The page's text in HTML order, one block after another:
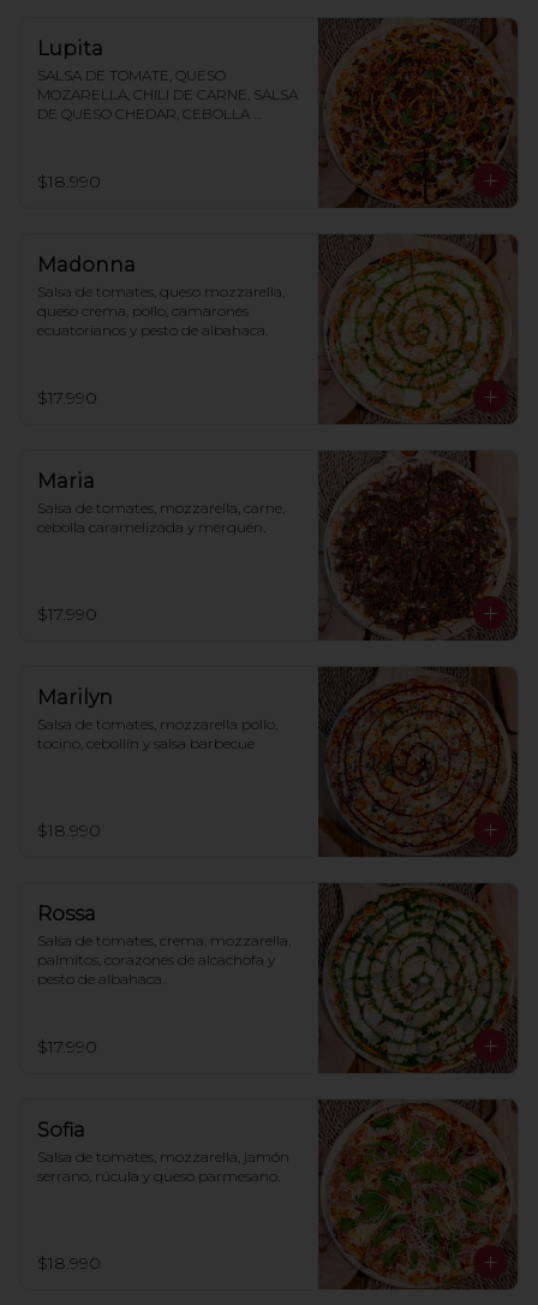
Lupita
SALSA DE TOMATE, QUESO
MOZARELLA, CHILI DE CARNE, SALSA
DE QUESO CHEDAR, CEBOLLA
$18.990
Madonna
Salsa de tomates, queso mozzarella,
queso crema, pollo, camarones
ecuatorianos y pesto de albahaca.
$17.990
Maria
Salsa de tomates, mozzarella, carne,
cebolla caramelizada y merquén.
$17.990
Marilyn
Salsa de tomates, mozzarella pollo,
tocino, cebollín y salsa barbecue
$18.990
Rossa
Salsa de tomates, crema, mozzarella,
palmitos, corazones de alcachofa y
pesto de albahaca.
$17.990
Sofia
Salsa de tomates, mozzarella, jamón
serrano, rúcula y queso parmesano.
$18.990